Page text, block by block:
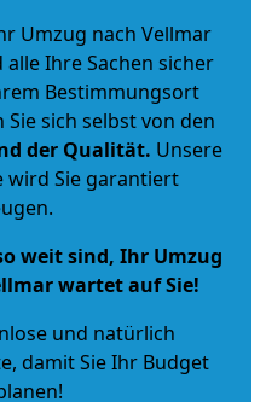
Umzug nach Vellmar
Ihre Sachen sicher
Bestimmungsort
sich selbst von den
der Qualität. Unsere
wird Sie garantiert
weit sind, Ihr Umzug
wartet auf Sie!
und natürlich
, damit Sie Ihr Budget